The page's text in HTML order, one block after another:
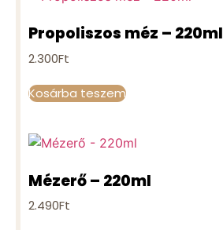
Propoliszos méz – 220ml
2.300Ft
Kosárba teszem
Mézerő – 220ml
2.490Ft